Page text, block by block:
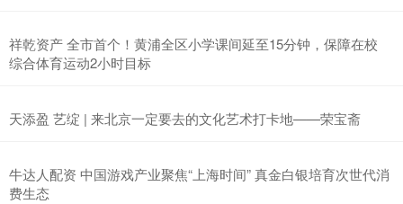
祥乾资产 全市首个！黄浦全区小学课间延至15分钟，保障在校
综合体育运动2小时目标
天添盈 艺绽 | 来北京一定要去的文化艺术打卡地——荣宝斋
牛达人配资 中国游戏产业聚焦“上海时间” 真金白银培育次世代消
费生态